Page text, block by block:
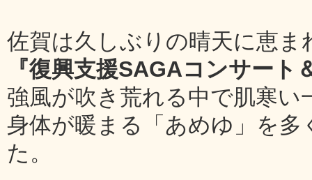
佐賀は久しぶりの晴天に恵ま
『復興支援SAGAコンサート
強風が吹き荒れる中で肌寒い
身体が暖まる「あめゆ」を
た。